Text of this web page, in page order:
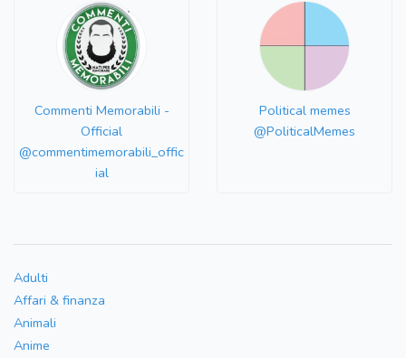
Commenti Memorabili -
Official
@commentimemorabili_offic
ial
Political memes
@PoliticalMemes
Adulti
Affari & finanza
Animali
Anime